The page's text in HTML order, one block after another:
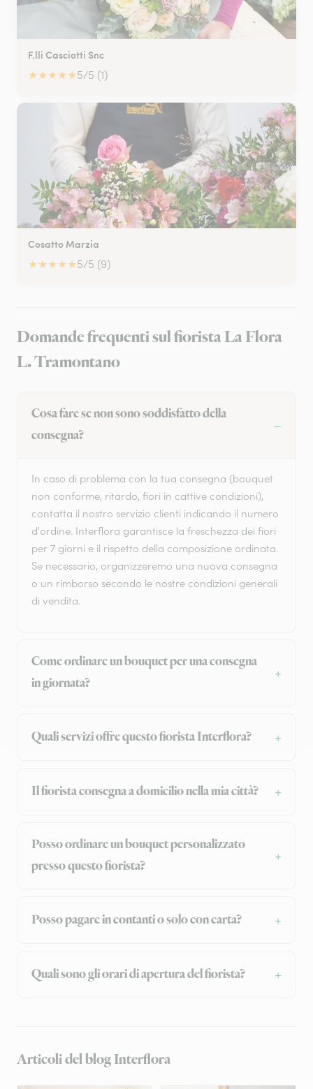
F.lli Casciotti Snc
★★★★★5/5 (1)
Cosatto Marzia
★★★★★5/5 (9)
Domande frequenti sul fiorista La Flora
L. Tramontano
Cosa fare se non sono soddisfatto della
consegna?
In caso di problema con la tua consegna (bouquet
non conforme, ritardo, fiori in cattive condizioni),
contatta il nostro servizio clienti indicando il numero
d'ordine. Interflora garantisce la freschezza dei fiori
per 7 giorni e il rispetto della composizione ordinata.
Se necessario, organizzeremo una nuova consegna
o un rimborso secondo le nostre condizioni generali
di vendita.
Come ordinare un bouquet per una consegna
in giornata?
Quali servizi offre questo fiorista Interflora?
Il fiorista consegna a domicilio nella mia città?
Posso ordinare un bouquet personalizzato
presso questo fiorista?
Posso pagare in contanti o solo con carta?
Quali sono gli orari di apertura del fiorista?
Articoli del blog Interflora